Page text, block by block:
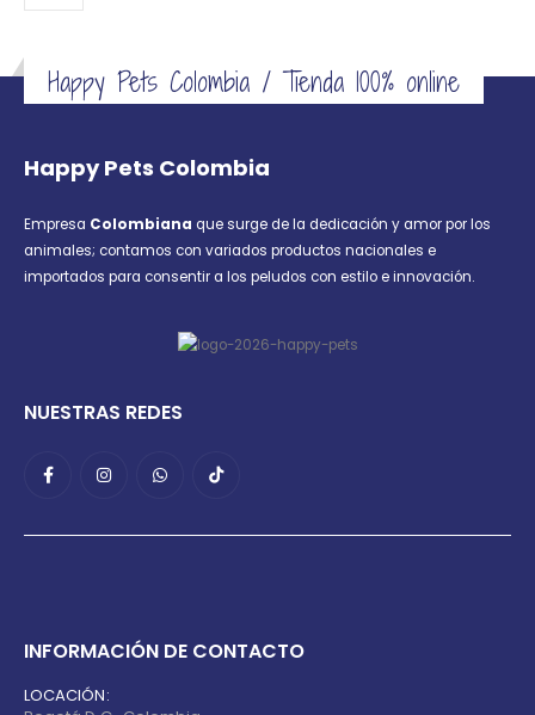
Happy Pets Colombia / Tienda 100% online
Happy Pets Colombia
Empresa Colombiana que surge de la dedicación y amor por los
animales; contamos con variados productos nacionales e
importados para consentir a los peludos con estilo e innovación.
NUESTRAS REDES
INFORMACIÓN DE CONTACTO
LOCACIÓN: